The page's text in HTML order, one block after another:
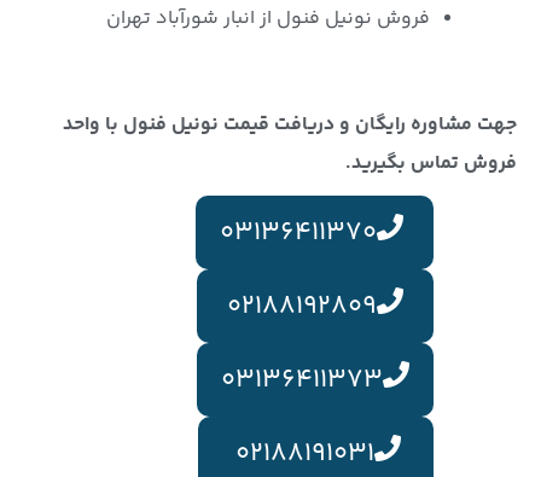
فروش نونیل فنول از انبار شورآباد تهران
جهت مشاوره رایگان و دریافت قیمت نونیل فنول با واحد
فروش تماس بگیرید.
03136411370
02188192809
03136411373
02188191031